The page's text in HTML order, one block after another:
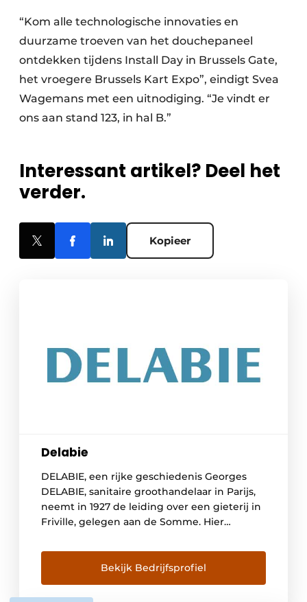
“Kom alle technologische innovaties en
duurzame troeven van het douchepaneel
ontdekken tijdens Install Day in Brussels Gate,
het vroegere Brussels Kart Expo”, eindigt Svea
Wagemans met een uitnodiging. “Je vindt er
ons aan stand 123, in hal B.”
Interessant artikel? Deel het
verder.
Kopieer
Delabie
DELABIE, een rijke geschiedenis Georges
DELABIE, sanitaire groothandelaar in Parijs,
neemt in 1927 de leiding over een gieterij in
Friville, gelegen aan de Somme. Hier
vloerhevels voor badkamers en keukens. De
volgende generaties streven steeds naar
een groei van het familiebedrijf, maar willen
de identiteit van het merk en de […]
Bekijk Bedrijfsprofiel